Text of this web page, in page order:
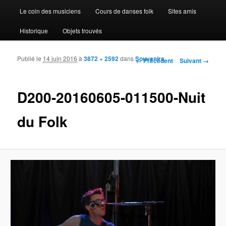
Le coin des musiciens Cours de danses folk Sites amis
Historique Objets trouvés
Navigation des images
← Précédent Suivant →
D200-20160605-011500-Nuit
du Folk
Publié le 14 juin 2016 à3872 × 2592dansSouvenirs